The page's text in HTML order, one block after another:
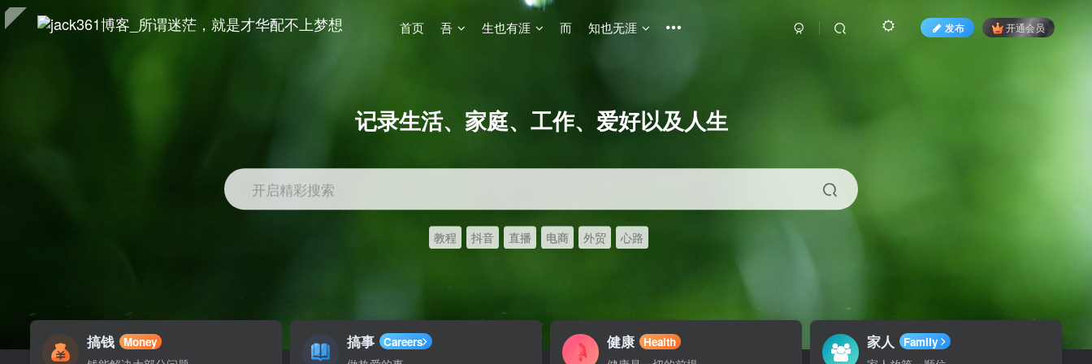
首页 吾 生也有涯 而 知也无涯 发布 开通会员
记录生活、家庭、工作、爱好以及人生
开启精彩搜索
教程 抖音 直播 电商 外贸 心路
搞钱 Money 搞事 Careers 健康 Health 家人 Family